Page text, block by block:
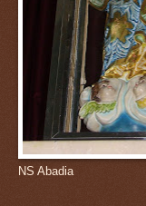
NS Abadia